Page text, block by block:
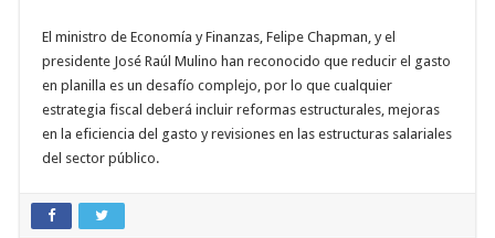
El ministro de Economía y Finanzas, Felipe Chapman, y el
presidente José Raúl Mulino han reconocido que reducir el gasto
en planilla es un desafío complejo, por lo que cualquier
estrategia fiscal deberá incluir reformas estructurales, mejoras
en la eficiencia del gasto y revisiones en las estructuras salariales
del sector público.